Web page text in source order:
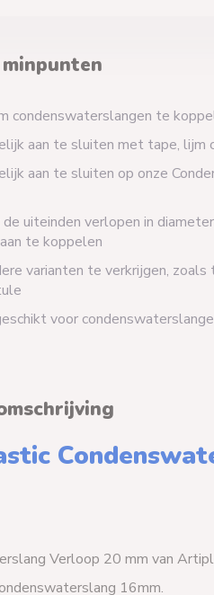
condenswaterslangen te
aan te sluiten met tape, lijm
aan te sluiten op onze
uiteinden verlopen in
te koppelen
varianten te verkrijgen,
voor
Verloop 20 mm van
16mm.